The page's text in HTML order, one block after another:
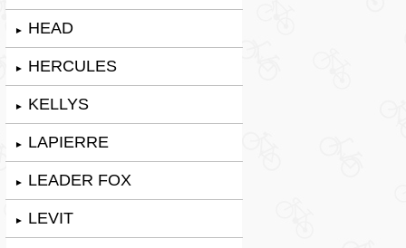
► HEAD
► HERCULES
► KELLYS
► LAPIERRE
► LEADER FOX
► LEVIT